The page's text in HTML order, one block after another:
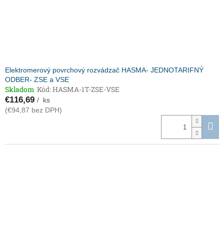
Elektromerový povrchový rozvádzač HASMA- JEDNOTARIFNÝ
ODBER- ZSE a VSE
Skladom Kód:HASMA-1T-ZSE-VSE
€116,69 / ks
(€94,87 bez DPH)